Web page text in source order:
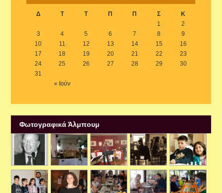
Δ Τ Τ Π Π Σ Κ
« Ιούν
1
2
3
4 5 6 7 8
9
10
11 12 13 14 15
16
17
18 19 20 21 22
23
24
25 26 27 28 29
30
31
Φωτογραφικά Άλμπουμ